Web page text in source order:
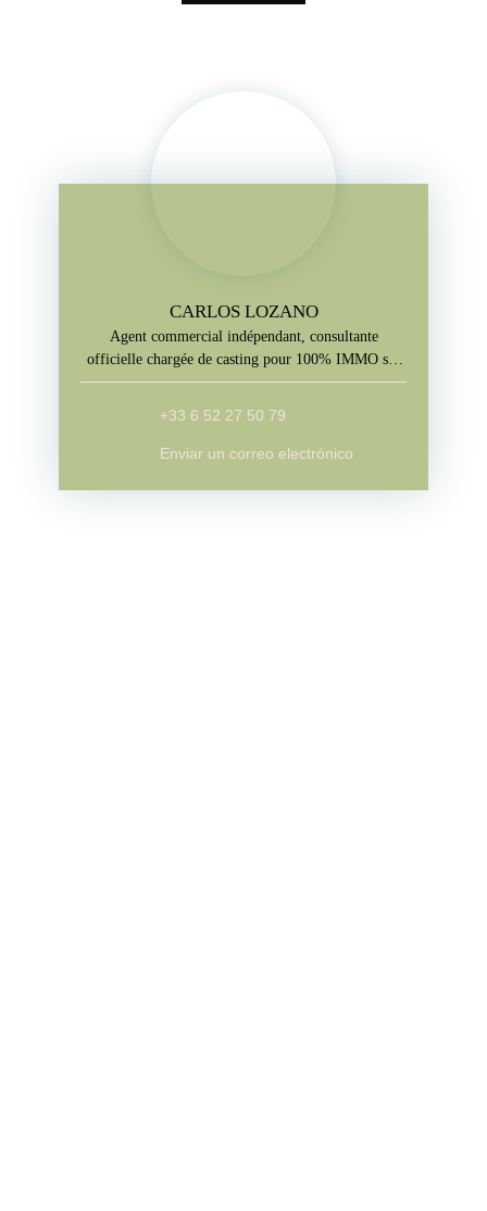
CARLOS LOZANO
Agent commercial indépendant, consultante
officielle chargée de casting pour 100% IMMO sur
M6
+33 6 52 27 50 79
Enviar un correo electrónico